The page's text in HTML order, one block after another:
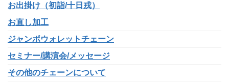
お出掛け（初詣/十日戎）
お直し加工
ジャンボウォレットチェーン
セミナー/講演会/メッセージ
その他のチェーンについて